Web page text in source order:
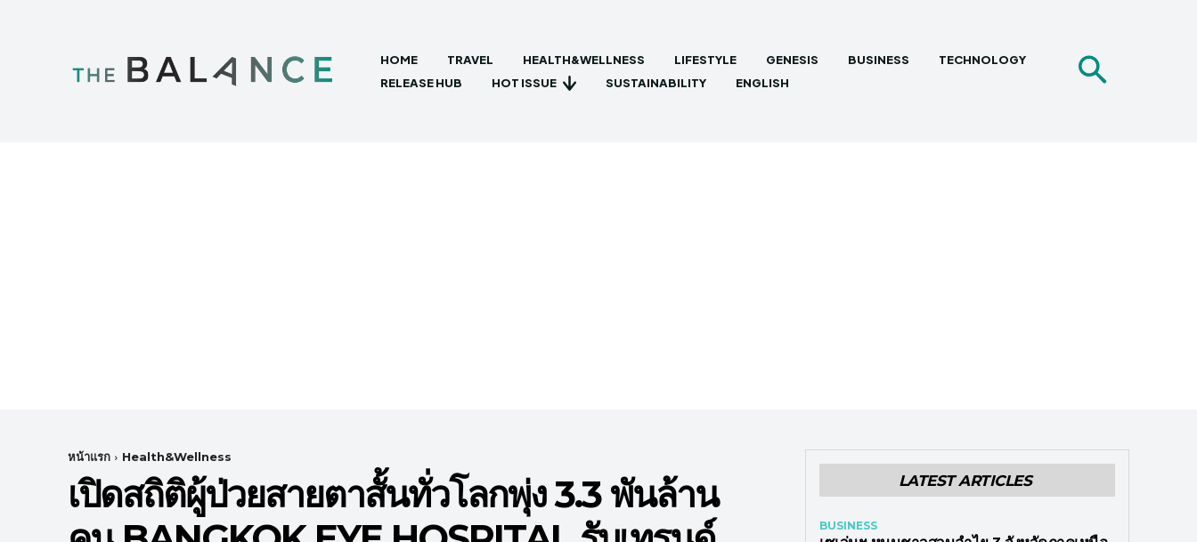
HOME TRAVEL HEALTH&WELLNESS LIFESTYLE GENESIS BUSINESS
TECHNOLOGY
RELEASE HUB
HOT ISSUE SUSTAINABILITY ENGLISH
หน้าแรก Health&Wellness
เปิดสถิติผู้ป่วยสายตาสั้นทั่วโลกพุ่ง 3.3 พันล้าน
LATEST ARTICLES
BUSINESS